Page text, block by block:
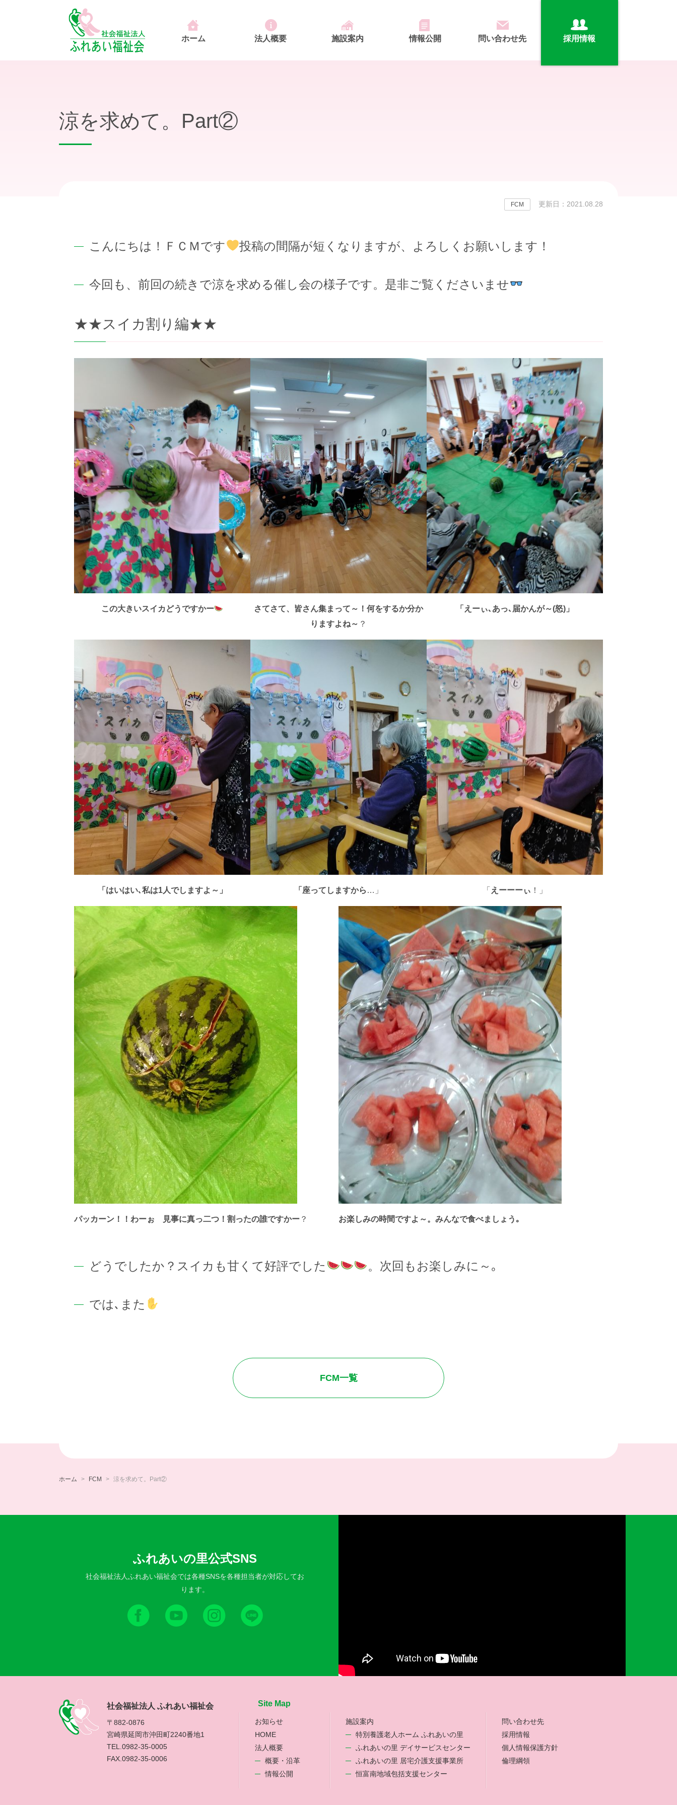
ホーム 法人概要 施設案内 情報公開 問い合わせ先 採用情報
涼を求めて。Part②
FCM 更新日：2021.08.28
こんにちは！ＦＣＭです 投稿の間隔が短くなりますが、よろしくお願いします！
今回も、前回の続きで涼を求める催し会の様子です。是非ご覧くださいませ
★★スイカ割り編★★
この大きいスイカどうですかー
さてさて、皆さん集まって～！何をするか分か
りますよね～ ？
「えーぃ､あっ､届かんが～(怒)」
「はいはい､私は1人でしますよ～」 「座ってしますから …」 「 えーーーぃ ！」
パッカーン！！わーぉ 見事に真っ二つ！割ったの誰ですかー ？ お楽しみの時間ですよ～。みんなで食べましょう｡
どうでしたか？スイカも甘くて好評でした 。次回もお楽しみに～｡
では､また
FCM一覧
ホーム FCM 涼を求めて。Part②
ふれあいの里公式SNS
社会福祉法人ふれあい福祉会では各種SNSを各種担当者が対応してお
ります。
社会福祉法人 ふれあい福祉会
〒882-0876
宮崎県延岡市沖田町2240番地1
TEL.0982-35-0005
FAX.0982-35-0006
Site Map
お知らせ
HOME
法人概要
概要・沿革
情報公開
施設案内
特別養護老人ホーム ふれあいの里
ふれあいの里 デイサービスセンター
ふれあいの里 居宅介護支援事業所
恒富南地域包括支援センター
問い合わせ先
採用情報
個人情報保護方針
倫理綱領